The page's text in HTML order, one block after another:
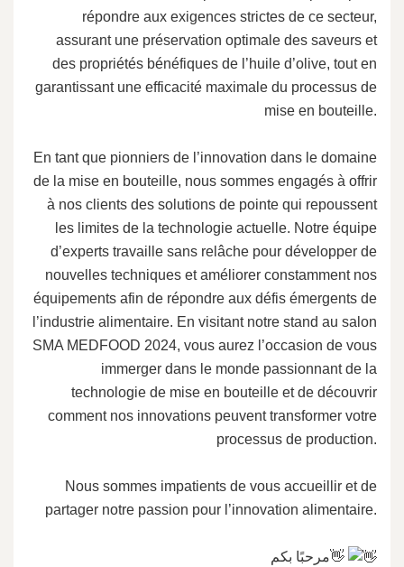
répondre aux exigences strictes de ce secteur,
assurant une préservation optimale des saveurs et
des propriétés bénéfiques de l’huile d’olive, tout en
garantissant une efficacité maximale du processus de
mise en bouteille.
En tant que pionniers de l’innovation dans le domaine
de la mise en bouteille, nous sommes engagés à offrir
à nos clients des solutions de pointe qui repoussent
les limites de la technologie actuelle. Notre équipe
d’experts travaille sans relâche pour développer de
nouvelles techniques et améliorer constamment nos
équipements afin de répondre aux défis émergents de
l’industrie alimentaire. En visitant notre stand au salon
SMA MEDFOOD 2024, vous aurez l’occasion de vous
immerger dans le monde passionnant de la
technologie de mise en bouteille et de découvrir
comment nos innovations peuvent transformer votre
processus de production.
Nous sommes impatients de vous accueillir et de
partager notre passion pour l’innovation alimentaire.
مرحبًا بكم👋